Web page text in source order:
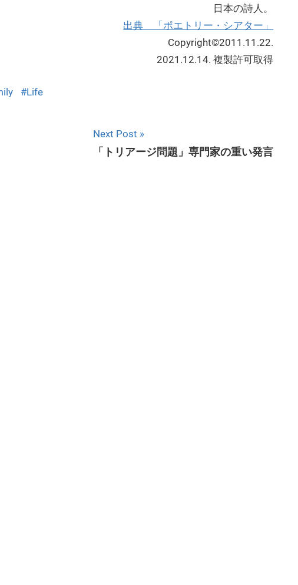
日本の詩人。
出典 「ポエトリー・シアター」
Copyright©2011.11.22.
2021.12.14. 複製許可取得
Life
Next Post
「トリアージ問題」専門家の重い発言